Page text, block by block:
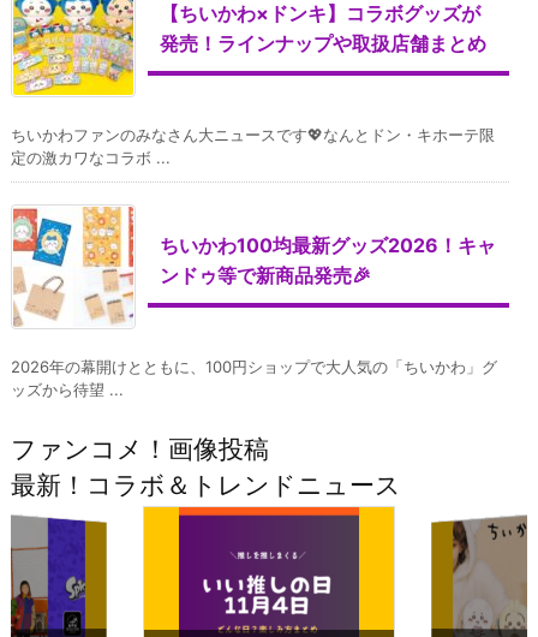
【ちいかわ×ドンキ】コラボグッズが
発売！ラインナップや取扱店舗まとめ
ちいかわファンのみなさん大ニュースです💖なんとドン・キホーテ限
定の激カワなコラボ ...
ちいかわ100均最新グッズ2026！キャ
ンドゥ等で新商品発売🎉
2026年の幕開けとともに、100円ショップで大人気の「ちいかわ」グ
ッズから待望 ...
ファンコメ！画像投稿
最新！コラボ＆トレンドニュース